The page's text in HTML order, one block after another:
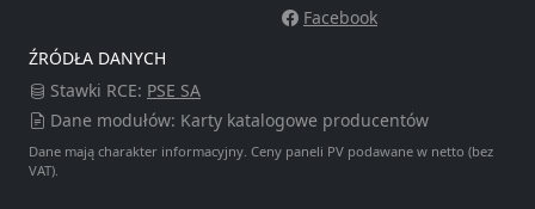
Facebook
ŹRÓDŁA DANYCH
Stawki RCE: PSE SA
Dane modułów: Karty katalogowe producentów
Dane mają charakter informacyjny. Ceny paneli PV podawane w netto (bez
VAT).